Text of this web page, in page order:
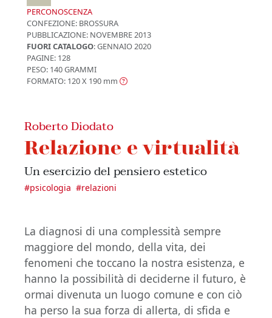
PERCONOSCENZA
CONFEZIONE: BROSSURA
PUBBLICAZIONE: NOVEMBRE 2013
FUORI CATALOGO: GENNAIO 2020
PAGINE: 128
PESO: 140 GRAMMI
FORMATO: 120 X 190 mm
Roberto Diodato
Relazione e virtualità
Un esercizio del pensiero estetico
#psicologia #relazioni
La diagnosi di una complessità sempre
maggiore del mondo, della vita, dei
fenomeni che toccano la nostra esistenza, e
hanno la possibilità di deciderne il futuro, è
ormai divenuta un luogo comune e con ciò
ha perso la sua forza di allerta, di sfida e